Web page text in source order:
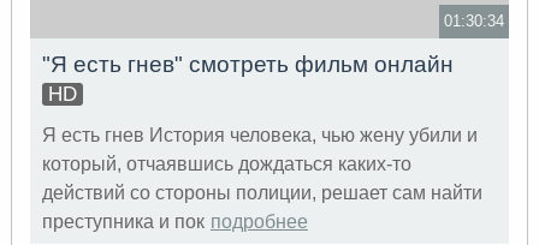
01:30:34
"Я есть гнев" смотреть фильм онлайн
HD
Я есть гнев История человека, чью жену убили и
который, отчаявшись дождаться каких-то
действий со стороны полиции, решает сам найти
преступника и пок подробнее